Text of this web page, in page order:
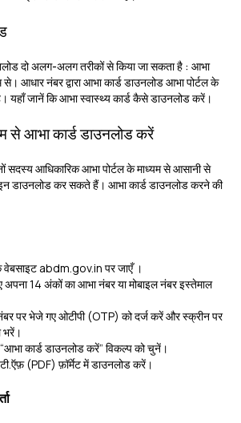
दो अलग-अलग तरीकों से किया जा सकता है : आभा
से। आधार नंबर द्वारा आभा कार्ड डाउनलोड आभा पोर्टल के
यहाँ जानें कि आभा स्वास्थ्य कार्ड कैसे डाउनलोड करें।
से आभा कार्ड डाउनलोड करें
आधिकारिक आभा पोर्टल के माध्यम से आसानी से
डाउनलोड कर सकते हैं। आभा कार्ड डाउनलोड करने की
वेबसाइट abdm.gov.in पर जाएँ ।
14 अंकों का आभा नंबर या मोबाइल नंबर इस्तेमाल
पर भेजे गए ओटीपी (OTP) को दर्ज करें और स्क्रीन पर
भरें।
कार्ड डाउनलोड करें” विकल्प को चुनें।
(PDF) फ़ॉर्मेट में डाउनलोड करें।